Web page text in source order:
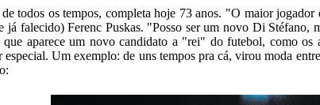
todos os tempos, completa hoje 73 anos. "O maior
falecido) Ferenc Puskas. "Posso ser um novo Di
aparece um novo candidato a "rei" do futebol, como os
Um exemplo: de uns tempos pra cá, virou moda